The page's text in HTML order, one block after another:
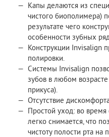
Капы делаются из
чистого биополимера)
результате чего
особенности зубных
Конструкции Invisalign
полировки.
Системы Invisalign
зубов в любом
прикуса).
Отсутствие
Простой уход: во время
легко снимается, что
чистоту полости рта на